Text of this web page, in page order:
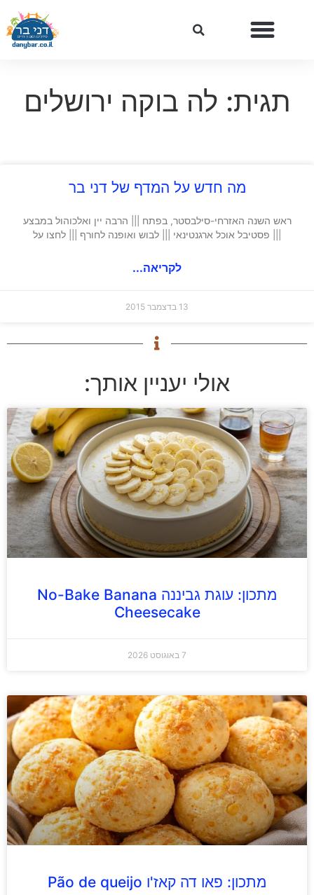
תגית: לה בוקה ירושלים
מה חדש על המדף של דני בר
ראש השנה האזרחי-סילבסטר, בפתח ||| הרבה יין ואלכוהול במבצע
||| פסטיבל אוכל ארגנטינאי ||| לבוש ואופנה לחורף ||| לחצו על
לקריאה...
13 בדצמבר 2015
אולי יעניין אותך:
מתכון: עוגת גביננה No-Bake Banana
Cheesecake
7 באוגוסט 2026
מתכון: פאו דה קאז'ו Pão de queijo